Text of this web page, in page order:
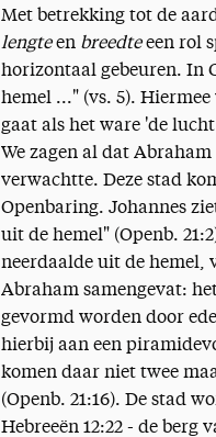
Met betrekking tot de
lengteen breedteeen rol
horizontaal gebeuren. In
hemel ..." (vs. 5).
gaat als het ware 'de
We zagen al dat
verwachtte. Deze stad
Openbaring. Johannes
uit de hemel" (Openb.
neerdaalde uit de hemel,
Abraham samengevat:
gevormd worden door
hierbij aan een
komen daar niet twee
(Openb. 21:16). De stad
Hebreeën 12:22 - de berg